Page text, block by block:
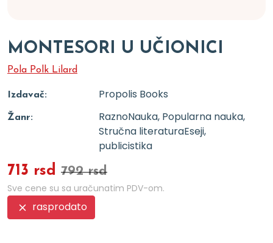
MONTESORI U UČIONICI
Pola Polk Lilard
Izdavač: Propolis Books
Žanr: RaznoNauka, Popularna nauka,
Stručna literaturaEseji,
publicistika
713 rsd 792 rsd
Sve cene su sa uračunatim PDV-om.
rasprodato